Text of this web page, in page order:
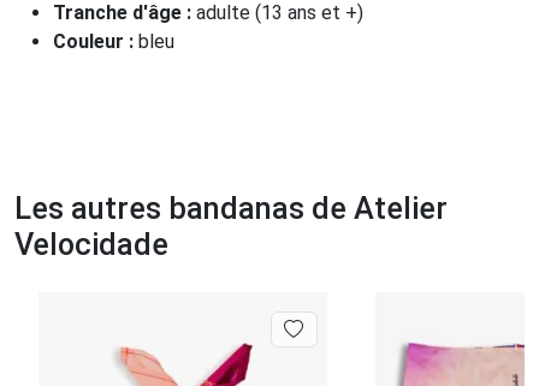
Tranche d'âge : adulte (13 ans et +)
Couleur : bleu
Les autres bandanas de Atelier
Velocidade